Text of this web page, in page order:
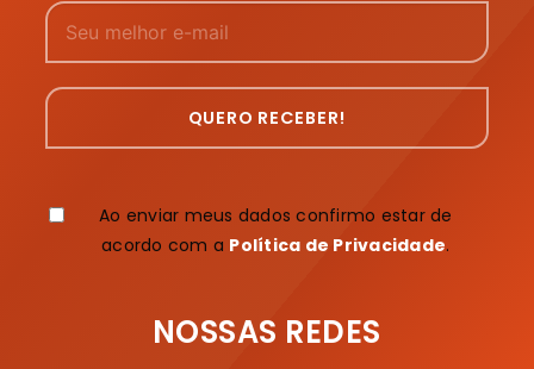
QUERO RECEBER!
Ao enviar meus dados confirmo estar de
acordo com a Política de Privacidade.
NOSSAS REDES